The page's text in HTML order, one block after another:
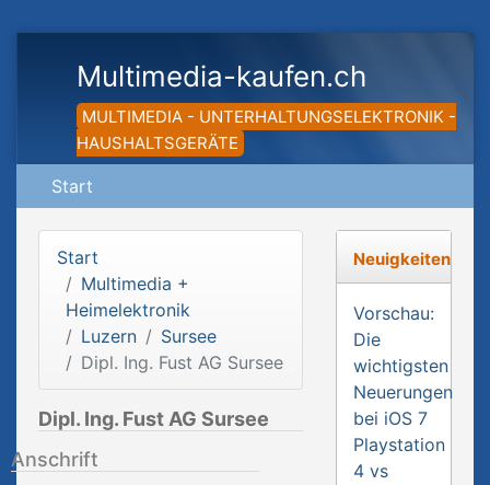
Multimedia-kaufen.ch
MULTIMEDIA - UNTERHALTUNGSELEKTRONIK -
HAUSHALTSGERÄTE
Start
Start
Multimedia +
Heimelektronik
Luzern
Sursee
Dipl. Ing. Fust AG Sursee
Dipl. Ing. Fust AG Sursee
Anschrift
Neuigkeiten
Vorschau:
Die
wichtigsten
Neuerungen
bei iOS 7
Playstation
4 vs